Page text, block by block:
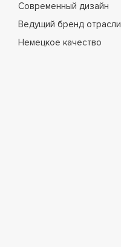
Современный дизайн
Ведущий бренд отрасли
Немецкое качество